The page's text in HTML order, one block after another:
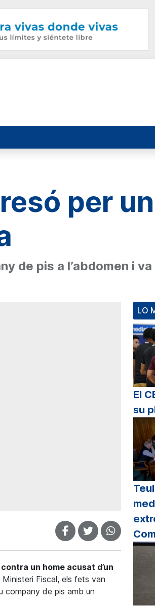
per
de pis a l’abdomen i
un home acusat d’un
Ministeri Fiscal, els fets van
company de pis amb un
LO
El
su